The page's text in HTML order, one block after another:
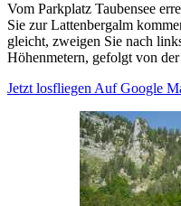
Vom Parkplatz Taubensee
Sie zur Lattenbergalm
gleicht, zweigen Sie nach
Höhenmetern, gefolgt von
Jetzt losfliegen Auf Google